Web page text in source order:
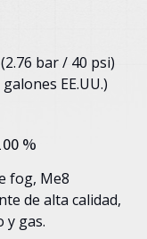
bar / 40 psi)
EE.UU.)
%
fog, Me8
de alta calidad,
y gas.